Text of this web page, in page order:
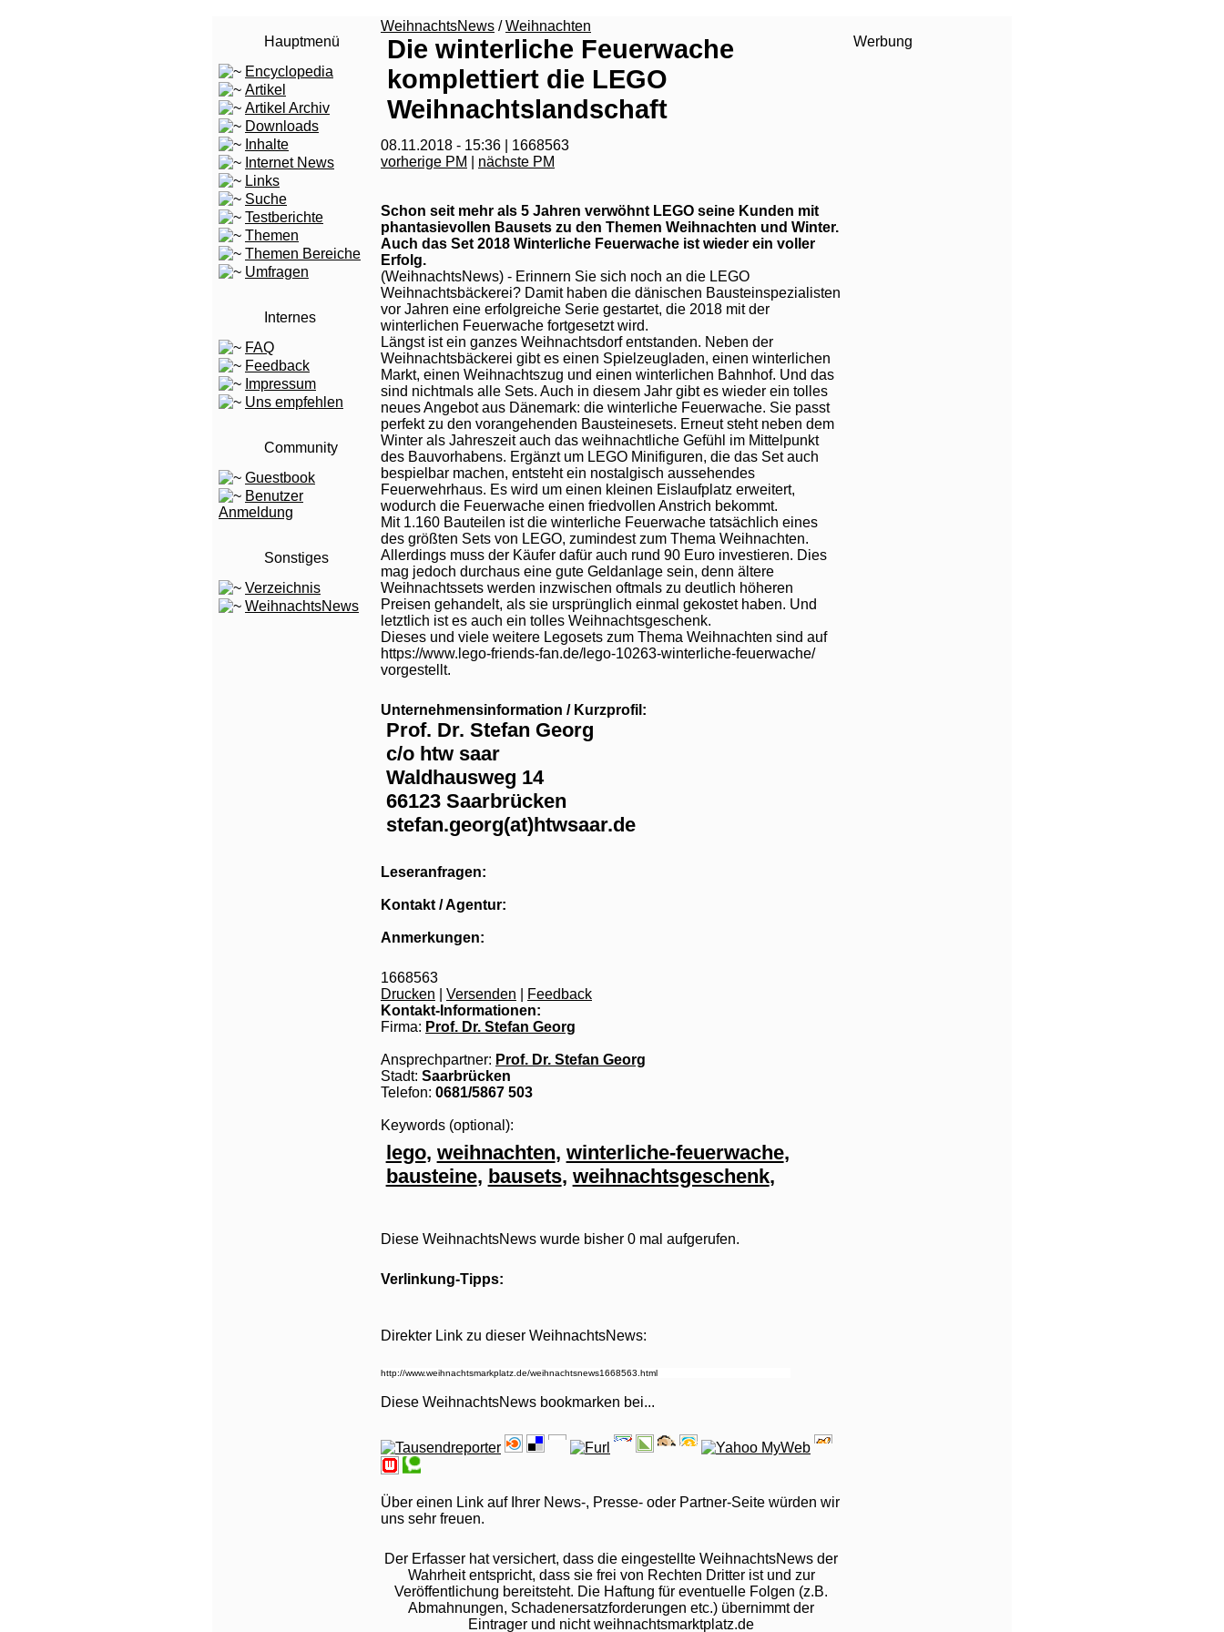
Hauptmenü
Encyclopedia
Artikel
Artikel Archiv
Downloads
Inhalte
Internet News
Links
Suche
Testberichte
Themen
Themen Bereiche
Umfragen
Internes
FAQ
Feedback
Impressum
Uns empfehlen
Community
Guestbook
Benutzer
Anmeldung
Sonstiges
Verzeichnis
WeihnachtsNews
WeihnachtsNews /Weihnachten
Die winterliche Feuerwache
komplettiert die LEGO
Weihnachtslandschaft
08.11.2018 - 15:36 | 1668563
vorherige PM
nächste PM
Schon seit mehr als 5 Jahren verwöhnt LEGO seine Kunden mit
phantasievollen Bausets zu den Themen Weihnachten und Winter.
Auch das Set 2018 Winterliche Feuerwache ist wieder ein voller
Erfolg.
(WeihnachtsNews) - Erinnern Sie sich noch an die LEGO
Weihnachtsbäckerei? Damit haben die dänischen Bausteinspezialisten
vor Jahren eine erfolgreiche Serie gestartet, die 2018 mit der
winterlichen Feuerwache fortgesetzt wird.
Längst ist ein ganzes Weihnachtsdorf entstanden. Neben der
Weihnachtsbäckerei gibt es einen Spielzeugladen, einen winterlichen
Markt, einen Weihnachtszug und einen winterlichen Bahnhof. Und das
sind nichtmals alle Sets. Auch in diesem Jahr gibt es wieder ein tolles
neues Angebot aus Dänemark: die winterliche Feuerwache. Sie passt
perfekt zu den vorangehenden Bausteinesets. Erneut steht neben dem
Winter als Jahreszeit auch das weihnachtliche Gefühl im Mittelpunkt
des Bauvorhabens. Ergänzt um LEGO Minifiguren, die das Set auch
bespielbar machen, entsteht ein nostalgisch aussehendes
Feuerwehrhaus. Es wird um einen kleinen Eislaufplatz erweitert,
wodurch die Feuerwache einen friedvollen Anstrich bekommt.
Mit 1.160 Bauteilen ist die winterliche Feuerwache tatsächlich eines
des größten Sets von LEGO, zumindest zum Thema Weihnachten.
Allerdings muss der Käufer dafür auch rund 90 Euro investieren. Dies
mag jedoch durchaus eine gute Geldanlage sein, denn ältere
Weihnachtssets werden inzwischen oftmals zu deutlich höheren
Preisen gehandelt, als sie ursprünglich einmal gekostet haben. Und
letztlich ist es auch ein tolles Weihnachtsgeschenk.
Dieses und viele weitere Legosets zum Thema Weihnachten sind auf
https://www.lego-friends-fan.de/lego-10263-winterliche-feuerwache/
vorgestellt.
Unternehmensinformation / Kurzprofil:
Prof. Dr. Stefan Georg
c/o htw saar
Waldhausweg 14
66123 Saarbrücken
stefan.georg(at)htwsaar.de
Leseranfragen:
Kontakt / Agentur:
Anmerkungen:
1668563
Drucken
Versenden
Feedback
Kontakt-Informationen:
Firma: Prof. Dr. Stefan Georg
Ansprechpartner: Prof. Dr. Stefan Georg
Stadt: Saarbrücken
Telefon: 0681/5867 503
Keywords (optional):
lego, weihnachten, winterliche-feuerwache,
bausteine, bausets, weihnachtsgeschenk,
Diese WeihnachtsNews wurde bisher 0 mal aufgerufen.
Verlinkung-Tipps:
Direkter Link zu dieser WeihnachtsNews:
Diese WeihnachtsNews bookmarken bei...
Über einen Link auf Ihrer News-, Presse- oder Partner-Seite würden wir
uns sehr freuen.
Der Erfasser hat versichert, dass die eingestellte WeihnachtsNews der
Wahrheit entspricht, dass sie frei von Rechten Dritter ist und zur
Veröffentlichung bereitsteht. Die Haftung für eventuelle Folgen (z.B.
Abmahnungen, Schadenersatzforderungen etc.) übernimmt der
Eintrager und nicht weihnachtsmarktplatz.de
Werbung